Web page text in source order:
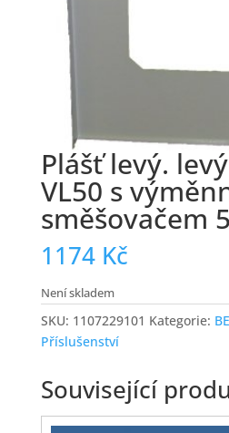
Plášť levý.
VL50 s
směšovačem
1174 Kč
Není skladem
SKU: 1107229101 Kategorie:
Příslušenství
Související